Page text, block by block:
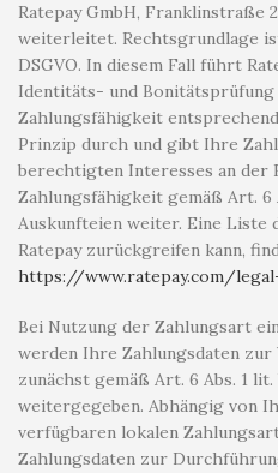
Ratepay GmbH, Franklinstraße
weiterleitet. Rechtsgrundlage
DSGVO. In diesem Fall führt
Identitäts- und
Zahlungsfähigkeit
Prinzip durch und gibt Ihre
berechtigten Interesses an der
Zahlungsfähigkeit gemäß Art. 6
Auskunfteien weiter. Eine Liste
Ratepay zurückgreifen kann,
https://www.ratepay.com/
Bei Nutzung der Zahlungsart
werden Ihre Zahlungsdaten
zunächst gemäß Art. 6 Abs. 1 lit.
weitergegeben. Abhängig von
verfügbaren lokalen
Zahlungsdaten zur